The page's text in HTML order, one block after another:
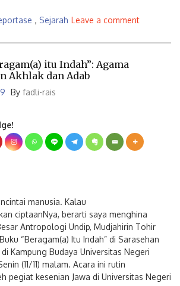
, Sejarah
itu Indah”: Agama
Akhlak dan Adab
By
manusia. Kalau
ciptaanNya, berarti saya menghina
Antropologi Undip, Mudjahirin Tohir
“Beragam(a) Itu Indah” di Sarasehan
Kampung Budaya Universitas Negeri
(11/11) malam. Acara ini rutin
pegiat kesenian Jawa di Universitas Negeri